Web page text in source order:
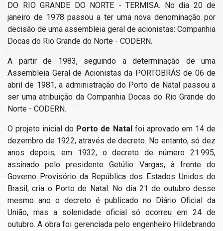
DO RIO GRANDE DO NORTE - TERMISA. No dia 20 de
janeiro de 1978 passou a ter uma nova denominação por
decisão de uma assembleia geral de acionistas: Companhia
Docas do Rio Grande do Norte - CODERN.
A partir de 1983, seguindo a determinação de uma
Assembleia Geral de Acionistas da PORTOBRÁS de 06 de
abril de 1981, a administração do Porto de Natal passou a
ser uma atribuição da Companhia Docas do Rio Grande do
Norte - CODERN.
O projeto inicial do Porto de Natalfoi aprovado em 14 de
dezembro de 1922, através de decreto. No entanto, só dez
anos depois, em 1932, o decreto de número 21.995,
assinado pelo presidente Getúlio Vargas, à frente do
Governo Provisório da República dos Estados Unidos do
Brasil, cria o Porto de Natal. No dia 21 de outubro desse
mesmo ano o decreto é publicado no Diário Oficial da
União, mas a solenidade oficial só ocorreu em 24 de
outubro. A obra foi gerenciada pelo engenheiro Hildebrando